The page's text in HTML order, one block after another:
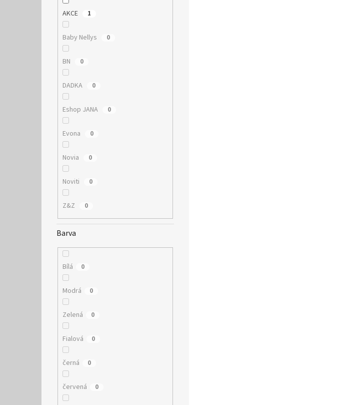
AKCE 1
Baby Nellys 0
BN 0
DADKA 0
Eshop JANA 0
Evona 0
Novia 0
Noviti 0
Z&Z 0
Barva
Bílá 0
Modrá 0
Zelená 0
Fialová 0
černá 0
červená 0